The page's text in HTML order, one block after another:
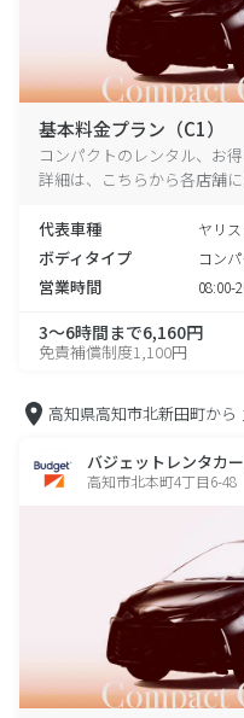
基本料金プラン（C1）
コンパクトのレンタル、お
詳細は、こちらから各店舗に
代表車種 ヤリ
ボディタイプ コン
営業時間 08:00-
3～6時間まで6,160円
免責補償制度1,100円
高知県高知市北新田町から
バジェットレンタカ
高知市北本町4丁目6-48